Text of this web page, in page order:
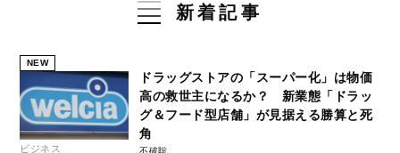
新着記事
NEW
ビジネス
ドラッグストアの「スーパー化」は物価
高の救世主になるか？ 新業態「ドラッ
グ＆フード型店舗」が見据える勝算と死
角
不破聡